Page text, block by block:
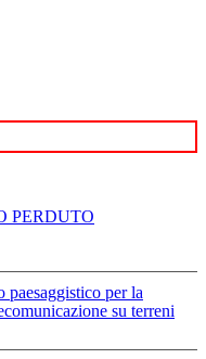
paesaggistico per la
su terreni